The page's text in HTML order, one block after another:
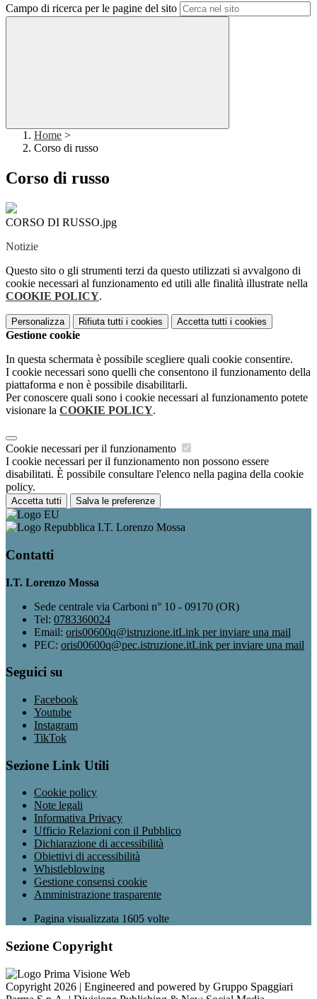
Campo di ricerca per le pagine del sito
Home >
Corso di russo
Corso di russo
CORSO DI RUSSO.jpg
Notizie
Questo sito o gli strumenti terzi da questo utilizzati si avvalgono di
cookie necessari al funzionamento ed utili alle finalità illustrate nella
COOKIE POLICY.
Personalizza Rifiuta tutti i cookies Accetta tutti i cookies
Gestione cookie
In questa schermata è possibile scegliere quali cookie consentire.
I cookie necessari sono quelli che consentono il funzionamento della
piattaforma e non è possibile disabilitarli.
Per conoscere quali sono i cookie necessari al funzionamento potete
visionare la COOKIE POLICY.
Cookie necessari per il funzionamento
I cookie necessari per il funzionamento non possono essere
disabilitati. È possibile consultare l'elenco nella pagina della cookie
policy.
Accetta tutti Salva le preferenze
I.T. Lorenzo Mossa
Contatti
I.T. Lorenzo Mossa
Sede centrale via Carboni n° 10 - 09170 (OR)
Tel: 0783360024
Email: oris00600q@istruzione.itLink per inviare una mail
PEC: oris00600q@pec.istruzione.itLink per inviare una mail
Seguici su
Facebook
Youtube
Instagram
TikTok
Sezione Link Utili
Cookie policy
Note legali
Informativa Privacy
Ufficio Relazioni con il Pubblico
Dichiarazione di accessibilità
Obiettivi di accessibilità
Whistleblowing
Gestione consensi cookie
Amministrazione trasparente
Pagina visualizzata 1605 volte
Sezione Copyright
Copyright 2026 | Engineered and powered by Gruppo Spaggiari